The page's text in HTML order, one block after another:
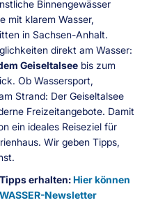
Binnengewässer
mit klarem Wasser,
in Sachsen-Anhalt.
direkt am Wasser:
Geiseltalsee bis zum
Ob Wassersport,
Strand: Der Geiseltalsee
Freizeitangebote. Damit
ein ideales Reiseziel für
Wir geben Tipps,
erhalten:Hier können
Newsletter